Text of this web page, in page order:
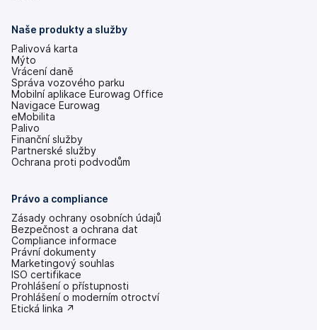
Naše produkty a služby
Palivová karta
Mýto
Vrácení daně
Správa vozového parku
Mobilní aplikace Eurowag Office
Navigace Eurowag
eMobilita
Palivo
Finanční služby
Partnerské služby
Ochrana proti podvodům
Právo a compliance
Zásady ochrany osobních údajů
Bezpečnost a ochrana dat
Compliance informace
Právní dokumenty
Marketingový souhlas
ISO certifikace
Prohlášení o přístupnosti
(se
v
Prohlášení o moderním otroctví
(se
Etická linka ↗